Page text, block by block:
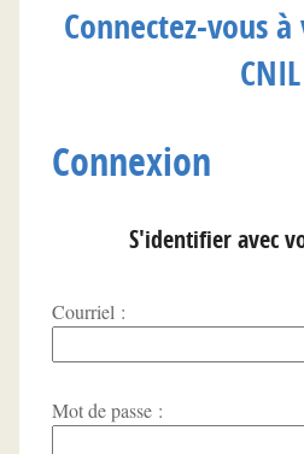
Connectez-vous
CNIL
Connexion
S'identifier avec
Courriel :
Mot de passe :